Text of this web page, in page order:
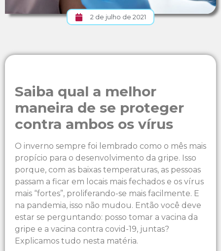
2 de julho de 2021
Saiba qual a melhor
maneira de se proteger
contra ambos os vírus
O inverno sempre foi lembrado como o mês mais
propício para o desenvolvimento da gripe. Isso
porque, com as baixas temperaturas, as pessoas
passam a ficar em locais mais fechados e os vírus
mais “fortes”, proliferando-se mais facilmente. E
na pandemia, isso não mudou. Então você deve
estar se perguntando: posso tomar a vacina da
gripe e a vacina contra covid-19, juntas?
Explicamos tudo nesta matéria.